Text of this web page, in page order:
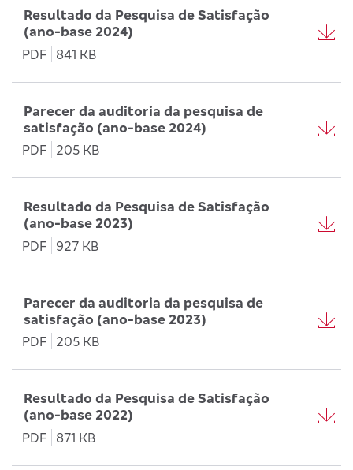
Resultado da Pesquisa de Satisfação
(ano-base 2024)
PDF
841 KB
Parecer da auditoria da pesquisa de
satisfação (ano-base 2024)
PDF
205 KB
Resultado da Pesquisa de Satisfação
(ano-base 2023)
PDF
927 KB
Parecer da auditoria da pesquisa de
satisfação (ano-base 2023)
PDF
205 KB
Resultado da Pesquisa de Satisfação
(ano-base 2022)
PDF
871 KB